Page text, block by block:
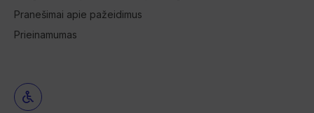
Pranešimai apie pažeidimus
Prieinamumas